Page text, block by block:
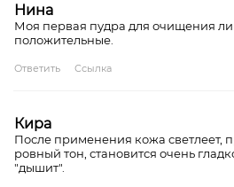
Нина
Моя первая пудра для очищения
положительные.
Ответить Ссылка
Кира
После применения кожа светлеет,
ровный тон, становится очень
"дышит".